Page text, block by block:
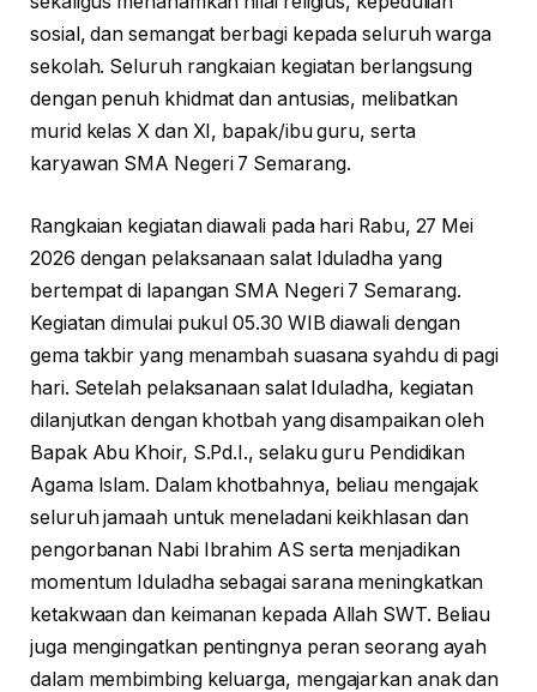
sosial, dan semangat berbagi kepada seluruh warga
sekolah. Seluruh rangkaian kegiatan berlangsung
dengan penuh khidmat dan antusias, melibatkan
murid kelas X dan XI, bapak/ibu guru, serta
karyawan SMA Negeri 7 Semarang.
Rangkaian kegiatan diawali pada hari Rabu, 27 Mei
2026 dengan pelaksanaan salat Iduladha yang
bertempat di lapangan SMA Negeri 7 Semarang.
Kegiatan dimulai pukul 05.30 WIB diawali dengan
gema takbir yang menambah suasana syahdu di pagi
hari. Setelah pelaksanaan salat Iduladha, kegiatan
dilanjutkan dengan khotbah yang disampaikan oleh
Bapak Abu Khoir, S.Pd.I., selaku guru Pendidikan
Agama Islam. Dalam khotbahnya, beliau mengajak
seluruh jamaah untuk meneladani keikhlasan dan
pengorbanan Nabi Ibrahim AS serta menjadikan
momentum Iduladha sebagai sarana meningkatkan
ketakwaan dan keimanan kepada Allah SWT. Beliau
juga mengingatkan pentingnya peran seorang ayah
dalam membimbing keluarga, mengajarkan anak dan